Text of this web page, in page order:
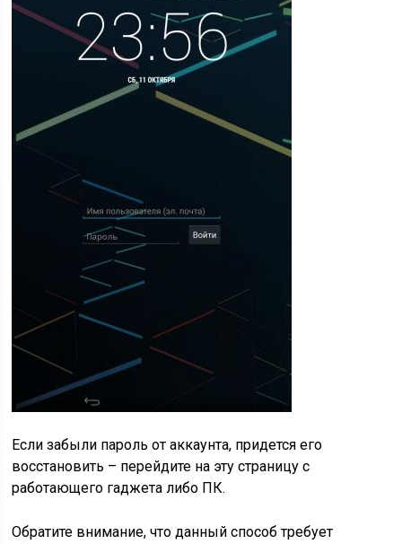
Если забыли пароль от аккаунта, придется его
восстановить – перейдите на эту страницу с
работающего гаджета либо ПК.
Обратите внимание, что данный способ требует